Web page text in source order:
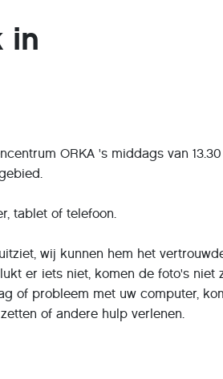
in
ORKA 's middags van
tablet of telefoon.
wij kunnen hem het
er iets niet, komen de foto's niet
of probleem met uw computer,
of andere hulp verlenen.